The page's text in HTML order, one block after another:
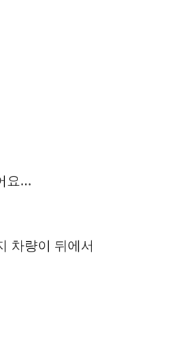
요…
차량이 뒤에서